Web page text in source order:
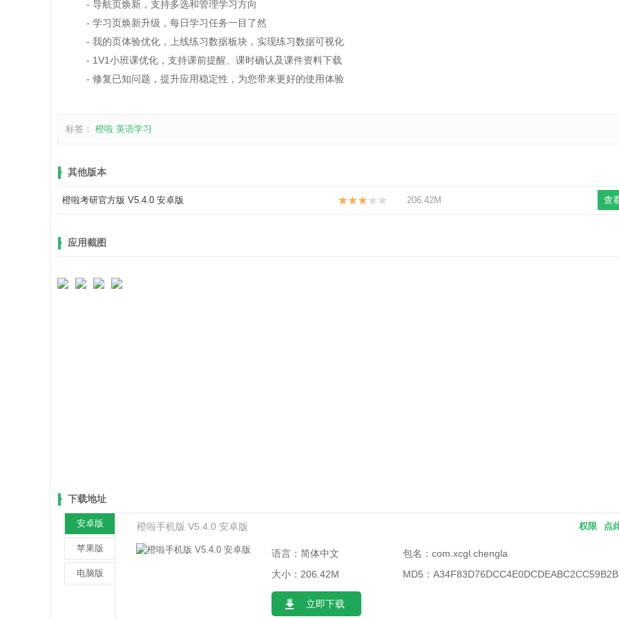
- 导航页焕新，支持多选和管理学习方向
- 学习页焕新升级，每日学习任务一目了然
- 我的页体验优化，上线练习数据板块，实现练习数据可视化
- 1V1小班课优化，支持课前提醒、课时确认及课件资料下载
- 修复已知问题，提升应用稳定性，为您带来更好的使用体验
标签： 橙啦 英语学习
其他版本
查
橙啦考研官方版 V5.4.0 安卓版 206.42M
应用截图
下载地址
安卓版
苹果版
电脑版
橙啦手机版 V5.4.0 安卓版 点
权限
语言：简体中文
大小：206.42M
立即下载
包名： com.xcgl.chengla
MD5：